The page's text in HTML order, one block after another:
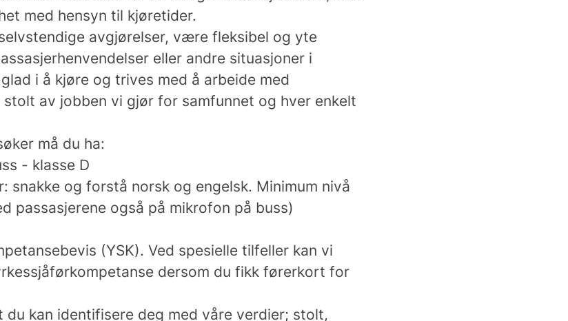
med hensyn til kjøretider.
avgjørelser, være fleksibel og yte
eller andre situasjoner i
i å kjøre og trives med å arbeide med
stolt av jobben vi gjør for samfunnet og hver enkelt
må du ha:
- klasse D
snakke og forstå norsk og engelsk. Minimum nivå
passasjerene også på mikrofon på buss)
(YSK). Ved spesielle tilfeller kan vi
dersom du fikk førerkort for
du kan identifisere deg med våre verdier; stolt,